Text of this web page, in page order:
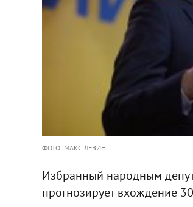
ФОТО: МАКС ЛЕВИН
Избранный народным
прогнозирует вхождение